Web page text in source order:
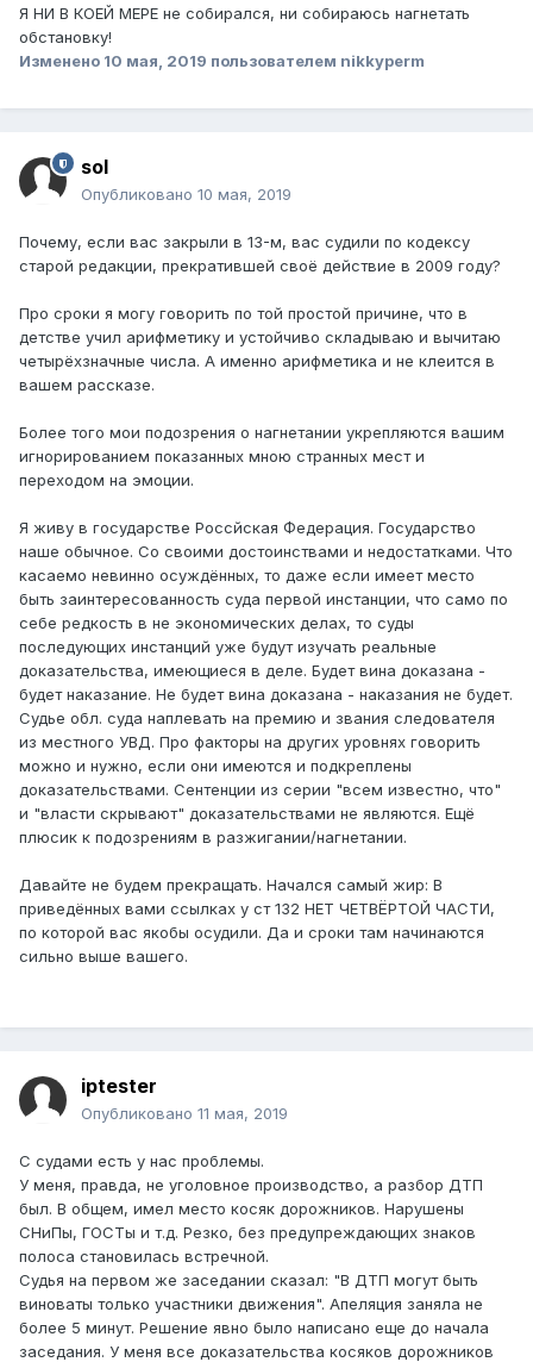
Я НИ В КОЕЙ МЕРЕ не собирался, ни собираюсь нагнетать
обстановку!
Изменено 10 мая, 2019 пользователем nikkyperm
sol
Опубликовано 10 мая, 2019
Почему, если вас закрыли в 13-м, вас судили по кодексу
старой редакции, прекратившей своё действие в 2009 году?
Про сроки я могу говорить по той простой причине, что в
детстве учил арифметику и устойчиво складываю и вычитаю
четырёхзначные числа. А именно арифметика и не клеится в
вашем рассказе.
Более того мои подозрения о нагнетании укрепляются вашим
игнорированием показанных мною странных мест и
переходом на эмоции.
Я живу в государстве Россйская Федерация. Государство
наше обычное. Со своими достоинствами и недостатками. Что
касаемо невинно осуждённых, то даже если имеет место
быть заинтересованность суда первой инстанции, что само по
себе редкость в не экономических делах, то суды
последующих инстанций уже будут изучать реальные
доказательства, имеющиеся в деле. Будет вина доказана -
будет наказание. Не будет вина доказана - наказания не будет.
Судье обл. суда наплевать на премию и звания следователя
из местного УВД. Про факторы на других уровнях говорить
можно и нужно, если они имеются и подкреплены
доказательствами. Сентенции из серии "всем известно, что"
и "власти скрывают" доказательствами не являются. Ещё
плюсик к подозрениям в разжигании/нагнетании.
Давайте не будем прекращать. Начался самый жир: В
приведённых вами ссылках у ст 132 НЕТ ЧЕТВЁРТОЙ ЧАСТИ,
по которой вас якобы осудили. Да и сроки там начинаются
сильно выше вашего.
iptester
Опубликовано 11 мая, 2019
С судами есть у нас проблемы.
У меня, правда, не уголовное производство, а разбор ДТП
был. В общем, имел место косяк дорожников. Нарушены
СНиПы, ГОСТы и т.д. Резко, без предупреждающих знаков
полоса становилась встречной.
Судья на первом же заседании сказал: "В ДТП могут быть
виноваты только участники движения". Апеляция заняла не
более 5 минут. Решение явно было написано еще до начала
заседания. У меня все доказательства косяков дорожников